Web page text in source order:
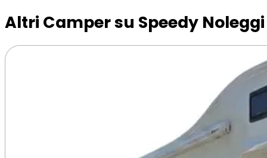
Altri Camper su Speedy Noleggi